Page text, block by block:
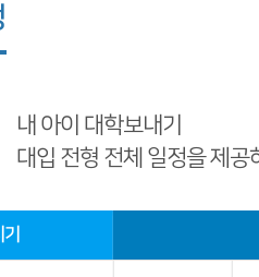
내 아이 대학보내기
대입 전형 전체 일정을 제공